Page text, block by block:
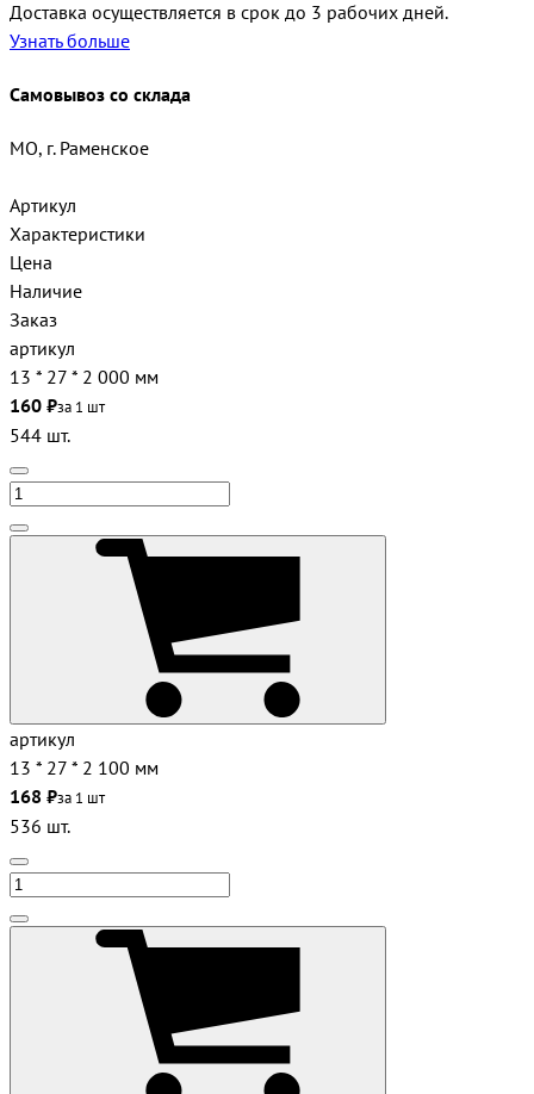
Доставка осуществляется в срок до 3 рабочих дней.
Узнать больше
Самовывоз со склада
МО, г. Раменское
Артикул
Характеристики
Цена
Наличие
Заказ
артикул
13 * 27 * 2 000 мм
160 ₽за 1 шт
544 шт.
артикул
13 * 27 * 2 100 мм
168 ₽за 1 шт
536 шт.